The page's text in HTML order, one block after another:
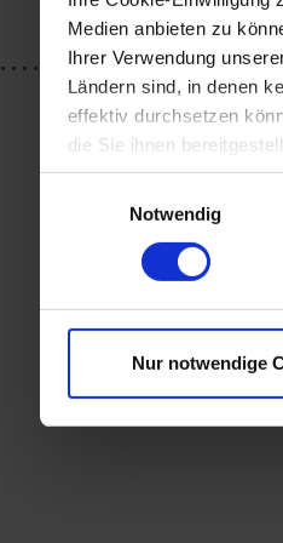
Medien anbieten zu
Ihrer Verwendung
Ländern sind, in denen
effektiv durchsetzen
die Sie ihnen
Notwendig
Nur notwendige